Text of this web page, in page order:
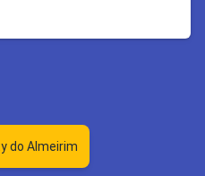
do Almeirim